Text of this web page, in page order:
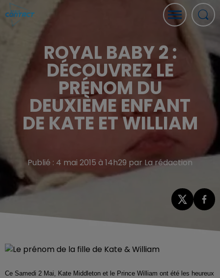
ROYAL BABY 2 :
DÉCOUVREZ LE
PRÉNOM DU
DEUXIÈME ENFANT
DE KATE ET WILLIAM
Publié : 4 mai 2015 à 14h29 par La rédaction
Ce Samedi 2 Mai, Kate Middleton et le Prince William ont été les heureux